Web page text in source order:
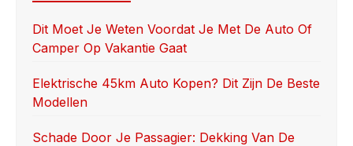
o
o
k
o
n
Dit Moet Je Weten Voordat Je Met De Auto Of
Camper Op Vakantie Gaat
Elektrische 45km Auto Kopen? Dit Zijn De Beste
Modellen
Schade Door Je Passagier: Dekking Van De